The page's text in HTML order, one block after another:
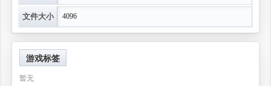
文件大小： 4096
游戏标签
暂无